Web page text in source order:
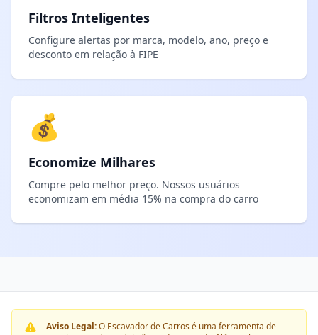
Filtros Inteligentes
Configure alertas por marca, modelo, ano, preço e
desconto em relação à FIPE
💰
Economize Milhares
Compre pelo melhor preço. Nossos usuários
economizam em média 15% na compra do carro
Aviso Legal:O Escavador de Carros é uma ferramenta de